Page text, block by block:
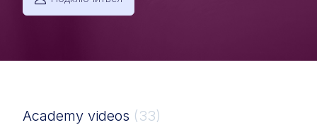
Academy videos (33)